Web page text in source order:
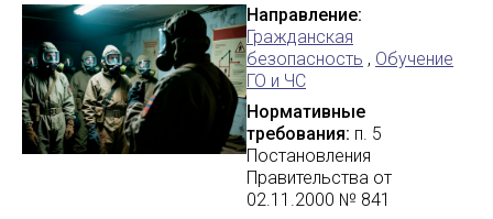
Направление:
Гражданская
безопасность , Обучение
ГО и ЧС
Нормативные
требования: п. 5
Постановления
Правительства от
02.11.2000 № 841